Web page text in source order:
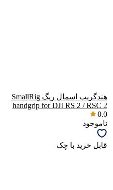
هندگریپ اسمال ریگ SmallRig
handgrip for DJI RS 2 / RSC 2
0.0
ناموجود
قابل خرید با چک